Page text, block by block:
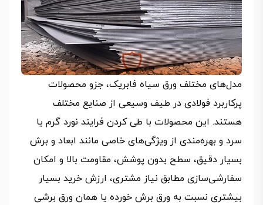
مدل‌های مختلف ورق سیاه فابریک، جزو محصولات
پرکاربرد فولادی در طیف وسیعی از صنایع مختلف
هستند. این محصولات با طی کردن فرایند نورد گرم یا
سرد و بهره‌مندی از ویژگی‌های خاصی مانند ابعاد و برش
بسیار دقیق، سطح بدون پوشش، مقاومت بالا و امکان
سفارشی‌سازی مطابق نیاز مشتری، ارزش خرید بسیار
بیشتری نسبت به ورق برش خورده یا همان ورق برشی